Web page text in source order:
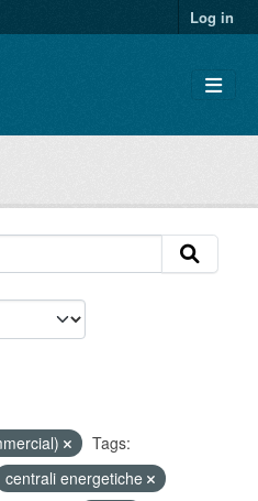
Log in
Tags:
centrali energetiche